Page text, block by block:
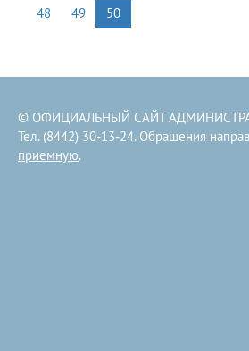
48
49 50
© ОФИЦИАЛЬНЫЙ САЙТ
Тел. (8442) 30-13-24. Обращения
приемную.